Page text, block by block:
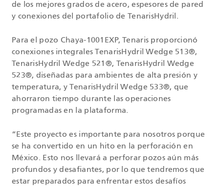
de los mejores grados de acero, espesores de pared
y conexiones del portafolio de TenarisHydril.
Para el pozo Chaya-1001EXP, Tenaris proporcionó
conexiones integrales TenarisHydril Wedge 513®,
TenarisHydril Wedge 521®, TenarisHydril Wedge
523®, diseñadas para ambientes de alta presión y
temperatura, y TenarisHydril Wedge 533®, que
ahorraron tiempo durante las operaciones
programadas en la plataforma.
“Este proyecto es importante para nosotros porque
se ha convertido en un hito en la perforación en
México. Esto nos llevará a perforar pozos aún más
profundos y desafiantes, por lo que tendremos que
estar preparados para enfrentar estos desafíos